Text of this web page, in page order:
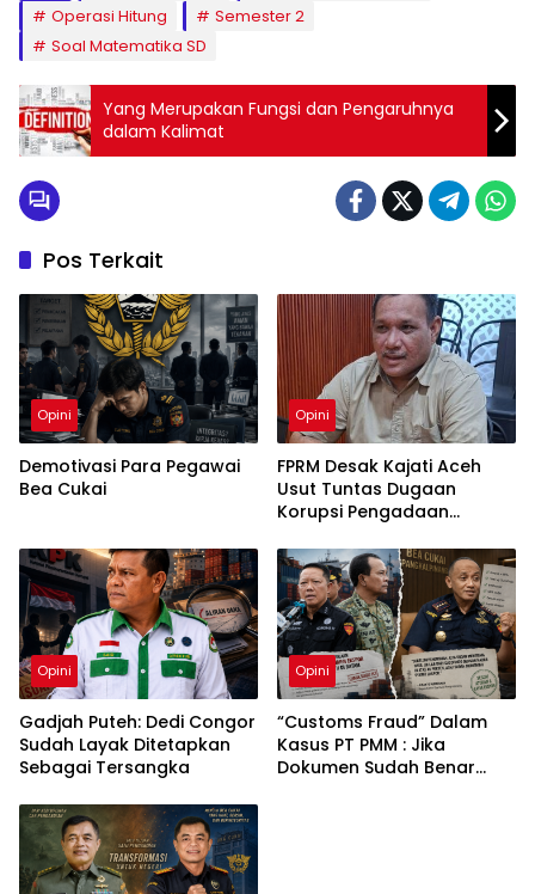
Operasi Hitung
Semester 2
Soal Matematika SD
Yang Merupakan Fungsi dan Pengaruhnya
dalam Kalimat
Pos Terkait
Opini
Demotivasi Para Pegawai
Bea Cukai
Opini
FPRM Desak Kajati Aceh
Usut Tuntas Dugaan
Korupsi Pengadaan
Langsa
Opini
Gadjah Puteh: Dedi Congor
Sudah Layak Ditetapkan
Sebagai Tersangka
Opini
“Customs Fraud” Dalam
Kasus PT PMM : Jika
Dokumen Sudah Benar